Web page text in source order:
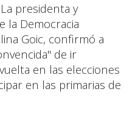
presidenta y
la Democracia
Goic, confirmó a
de ir
en las elecciones
en las primarias de